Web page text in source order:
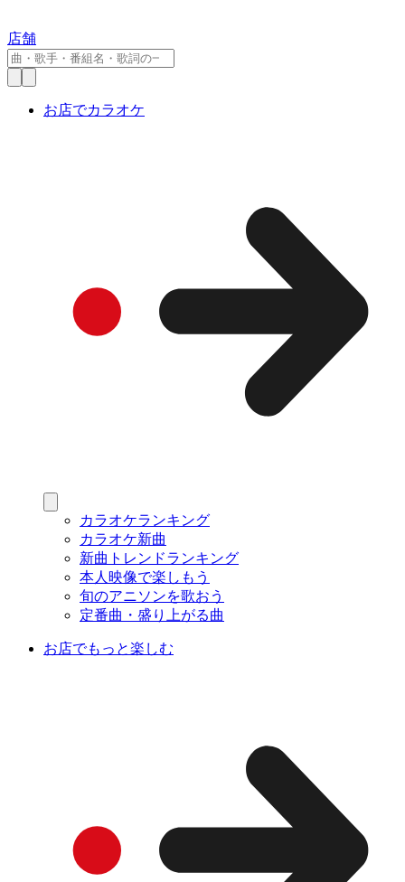
店舗
お店でカラオケ
カラオケランキング
カラオケ新曲
新曲トレンドランキング
本人映像で楽しもう
旬のアニソンを歌おう
定番曲・盛り上がる曲
お店でもっと楽しむ